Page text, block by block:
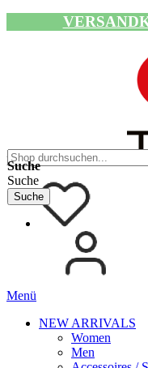
Navigation umschalten
Suche
Suche
Suche
Menü
NEW ARRIVALS
Women
Men